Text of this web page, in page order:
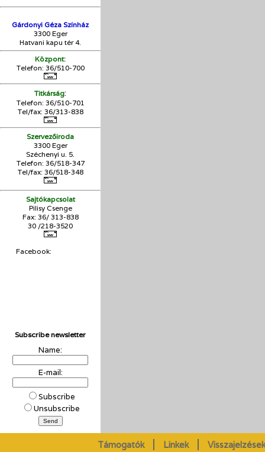
Gárdonyi Géza Színház
3300 Eger
Hatvani kapu tér 4.
Központ:
Telefon: 36/510-700
Titkárság:
Telefon: 36/510-701
Tel/fax: 36/313-838
Szervezőiroda
3300 Eger
Széchenyi u. 5.
Telefon: 36/518-347
Tel/fax: 36/518-348
Sajtókapcsolat
Pilisy Csenge
Fax: 36/ 313-838
30 /218-3520
Facebook:
Subscribe newsletter
Name:
E-mail:
Subscribe
Unsubscribe
Támogatók Linkek